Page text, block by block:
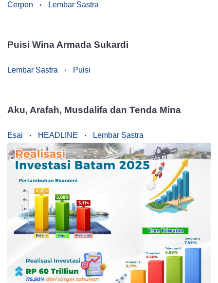
Cerpen Lembar Sastra
Puisi Wina Armada Sukardi
Lembar Sastra Puisi
Aku, Arafah, Musdalifa dan Tenda Mina
Esai HEADLINE Lembar Sastra